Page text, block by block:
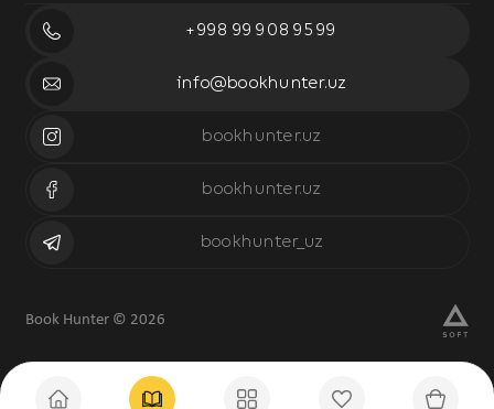
+998 99 908 95 99
info@bookhunter.uz
bookhunter.uz
bookhunter.uz
bookhunter_uz
Book Hunter © 2026